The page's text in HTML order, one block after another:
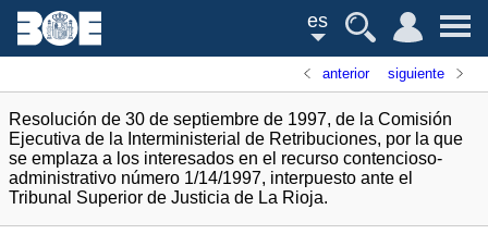
es
anterior siguiente
Resolución de 30 de septiembre de 1997, de la Comisión
Ejecutiva de la Interministerial de Retribuciones, por la que
se emplaza a los interesados en el recurso contencioso-
administrativo número 1/14/1997, interpuesto ante el
Tribunal Superior de Justicia de La Rioja.